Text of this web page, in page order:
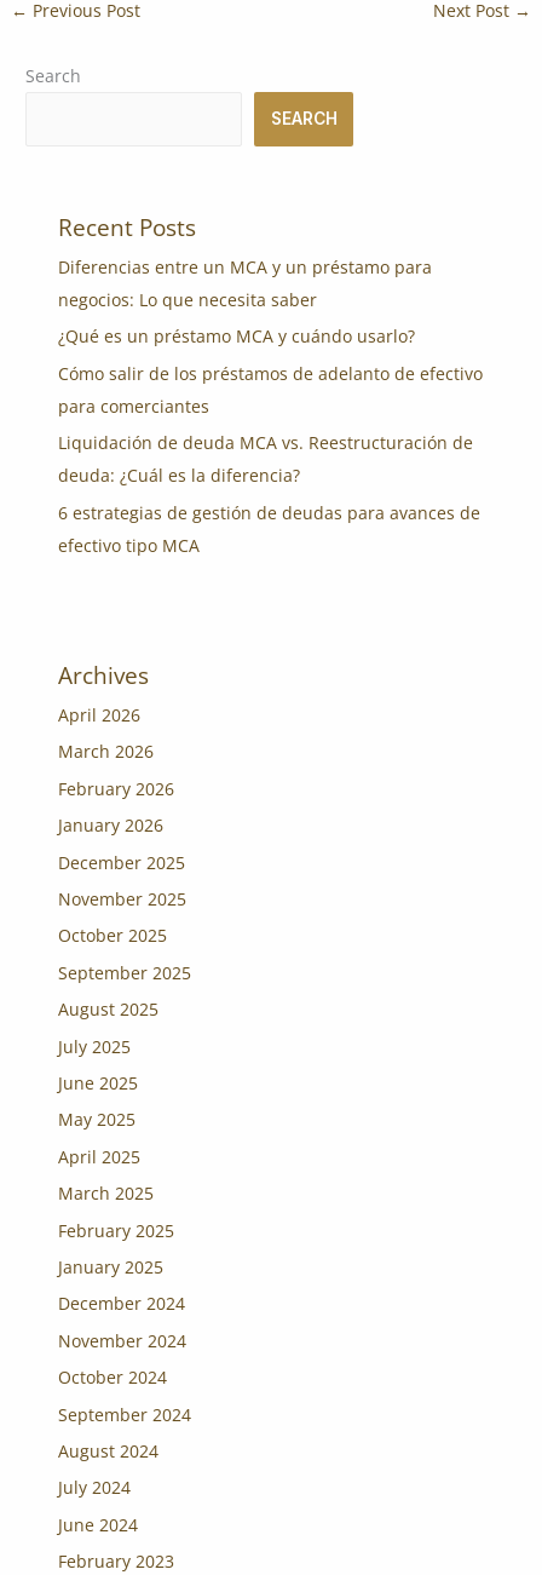
← Previous Post Next Post →
Search
SEARCH
Recent Posts
Diferencias entre un MCA y un préstamo para
negocios: Lo que necesita saber
¿Qué es un préstamo MCA y cuándo usarlo?
Cómo salir de los préstamos de adelanto de efectivo
para comerciantes
Liquidación de deuda MCA vs. Reestructuración de
deuda: ¿Cuál es la diferencia?
6 estrategias de gestión de deudas para avances de
efectivo tipo MCA
Archives
April 2026
March 2026
February 2026
January 2026
December 2025
November 2025
October 2025
September 2025
August 2025
July 2025
June 2025
May 2025
April 2025
March 2025
February 2025
January 2025
December 2024
November 2024
October 2024
September 2024
August 2024
July 2024
June 2024
February 2023